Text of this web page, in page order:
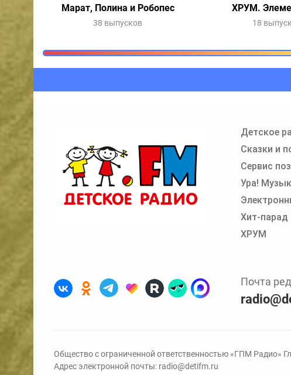
Очередь
Добавьте в очередь прослушивания другие
Марат, Полина и Робопес
38 выпусков
ХРУМ.
18
Детское
Сказки и
Сервис
Ура!
Хит-парад
ХРУМ
Почта
Общество с ограниченной ответственностью «ГПМ Радио»
Адрес электронной почты: radio@detifm.ru